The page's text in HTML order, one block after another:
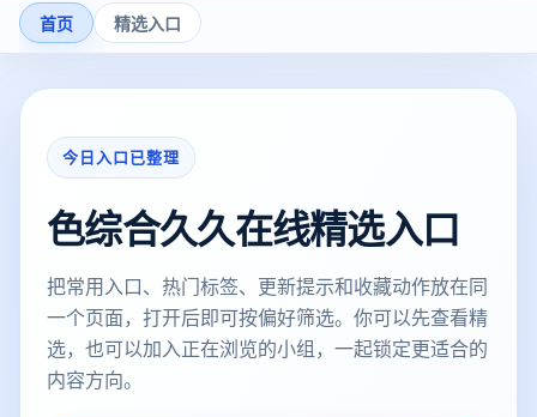
首页 精选入口
今日入口已整理
色综合久久在线精选入口
把常用入口、热门标签、更新提示和收藏动作放在同
一个页面，打开后即可按偏好筛选。你可以先查看精
选，也可以加入正在浏览的小组，一起锁定更适合的
内容方向。